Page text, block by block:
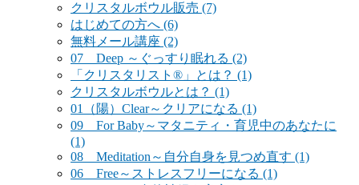
クリスタルボウル販売 (7)
はじめての方へ (6)
無料メール講座 (2)
07 Deep ～ぐっすり眠れる (2)
「クリスタリスト®」とは？ (1)
クリスタルボウルとは？ (1)
01（陽）Clear～クリアになる (1)
09 For Baby～マタニティ・育児中のあなたに
(1)
08 Meditation～自分自身を見つめ直す (1)
06 Free～ストレスフリーになる (1)